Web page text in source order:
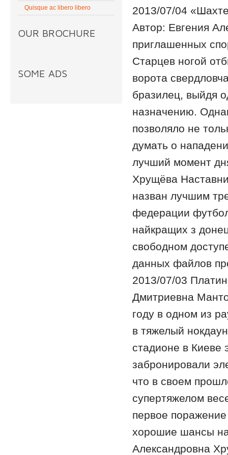
Quisque ac libero libero
OUR BROCHURE
SOME ADS
2013/07/04
Автор: Евгения
приглашенных
Старцев ногой
ворота
бразилец, выйдя
назначению.
позволяло не
думать о
лучший момент
Хрущёвa
назван лучшим
федерации
найкращих з
свободном
данных файлов
2013/07/03
Дмитриевна
году в одном из
в тяжелый
стадионе в Киеве
забронировали
что в своем
супертяжелом
первое
хорошие шансы на
Александровна